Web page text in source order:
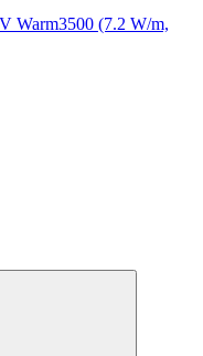
Warm3500 (7.2 W/m,